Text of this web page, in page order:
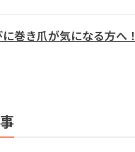
巻き爪が気になる方へ